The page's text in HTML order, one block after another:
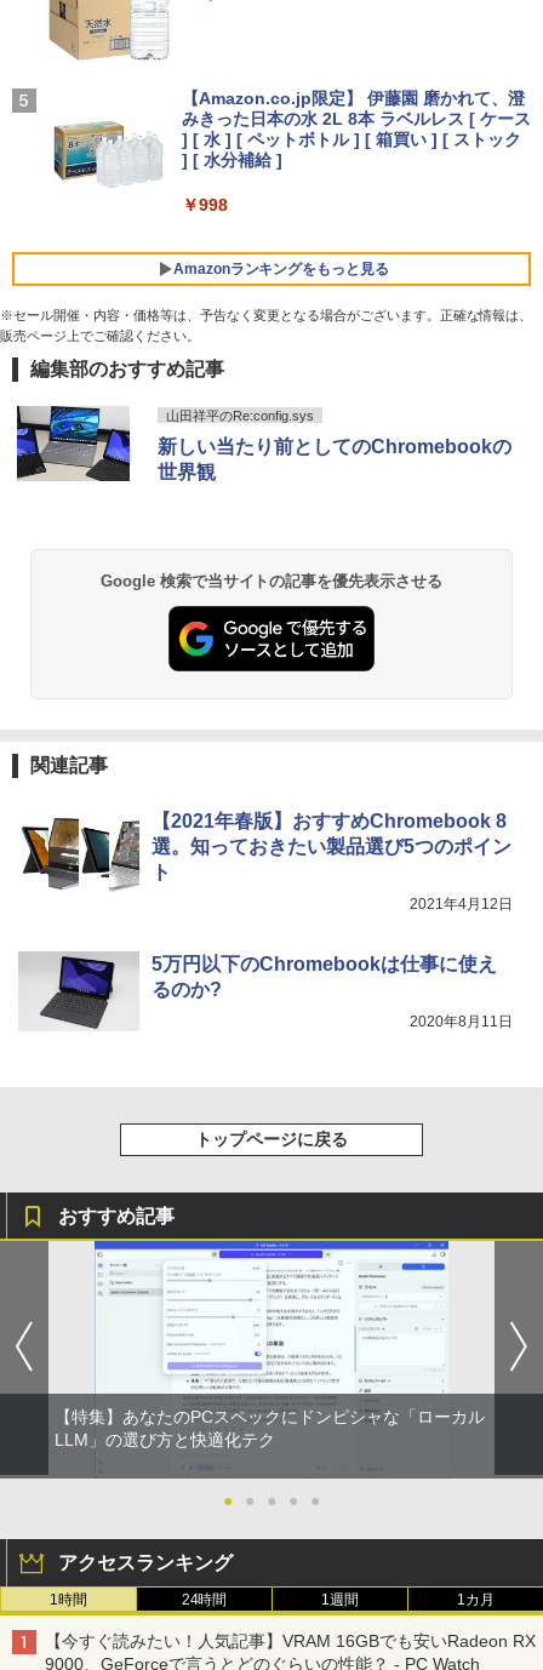
＆テンキー付き】ノートパソコン 15.6イ
ンチ SSD512GB メモリ16GB Corei5 第
8世代 Microsoft Office付き Windows11
DELL Latitude 3500 中古ノートパソコ
ン PC パソコン 中古ノートPC 中古PC 最
大SSD1TB メモリ32GB 中古パソコン フ
ルHD
￥24,800
50 G7 ノートパソコン 第10世代 Core i5
Bカメラ メモリ 8GB 16GB SSD 256GB
512GB WPS Office付き USB TypeC HD
MI 指紋認証 テンキー 中古PC 中古ノー
トパソコン
アイリスオーヤマ △ポータブルモニター
15.6インチ DP-EF164S-B ブラック
￥13,068
【公式限定2年保証】 モニター 23インチ
フルhd 高画質 100Hz VA ノングレア 非
イ パソコンモニター PCモニター フルハ
リスオーヤマ DT-JF * 安心延長保証対象
￥16,820
￥22,000
セリング 自動ペアリング Type-C充電 マイク
￥1,964
Xiaomi シャオミ REDMI Buds 8 Lite ワイヤ
リング ANC 36時間再生
￥250
【Amazon.co.jp限定】 伊藤園 磨かれて、澄
みきった日本の水 2L 8本 ラベルレス [ ケース
] [ 水 ] [ ペットボトル ] [ 箱買い ] [ ストック
] [ 水分補給 ]
￥998
Amazonランキングをもっと見る
薬屋のひとりごと 17巻 (デジタル版ビッグガ
￥770
￥832
ONE PIECE モノクロ版 115 (ジャンプコミッ
クスDIGITAL)
HUNTER×HUNTER モノクロ版 39 (ジャンプ
コミックスDIGITAL)
スーパーの裏でヤニ吸うふたり 9巻 (デジタル
版ビッグガンガンコミックス)
※セール開催・内容・価格等は、予告なく変更となる場合がございます。正確な情報は、
販売ページ上でご確認ください。
編集部のおすすめ記事
山田祥平のRe:config.sys
新しい当たり前としてのChromebookの
世界観
Google 検索で当サイトの記事を優先表示させる
関連記事
【2021年春版】おすすめChromebook 8
選。知っておきたい製品選び5つのポイン
ト
2021年4月12日
5万円以下のChromebookは仕事に使え
るのか?
2020年8月11日
トップページに戻る
おすすめ記事
【特集】あなたのPCスペックにドンピシャな「ローカル
LLM」の選び方と快適化テク
● ● ● ● ●
アクセスランキング
1時間 24時間 1週間 1カ月
【今すぐ読みたい！人気記事】VRAM 16GBでも安いRadeon RX
9000、GeForceで言うとどのぐらいの性能？ - PC Watch